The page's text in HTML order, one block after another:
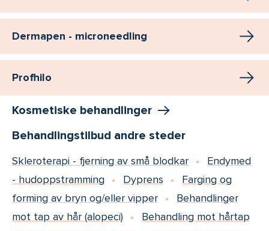
Dermapen - microneedling
Profhilo
Kosmetiske behandlinger
Behandlingstilbud andre steder
Skleroterapi - fjerning av små blodkar
Endymed
- hudoppstramming
Dyprens
Farging og
forming av bryn og/eller vipper
Behandlinger
mot tap av hår (alopeci)
Behandling mot hårtap